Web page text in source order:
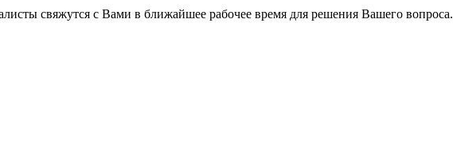
свяжутся с Вами в ближайшее рабочее время для решения Вашего вопроса.